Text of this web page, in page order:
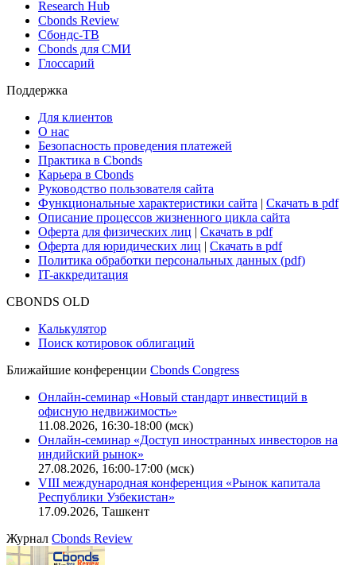
Новости и Аналитика
Новости рынка
Research Hub
Cbonds Review
Сбондс-ТВ
Глоссарий
Поддержка
Для клиентов
О нас
Безопасность проведения платежей
Практика в Cbonds
Карьера в Cbonds
Руководство пользователя сайта
Функциональные характеристики сайта|Скачать в pdf
Описание процессов жизненного цикла сайта
Оферта для физических лиц
Оферта для юридических лиц
IT-аккредитация
Поиск котировок облигаций
Ближайшие конференцииCbonds Congress
Онлайн-семинар «Новый стандарт инвестиций в
офисную недвижимость»
11.08.2026, 16:30-18:00 (мск)
Онлайн-семинар «Доступ иностранных инвесторов на
индийский рынок»
VIII международная конференция «Рынок капитала
Республики Узбекистан»